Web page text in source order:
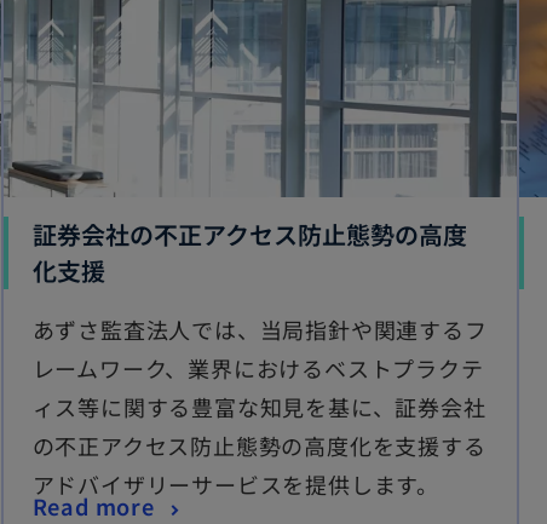
V
i
e
証券会社の不正アクセス防止態勢の高度
化支援
あずさ監査法人では、当局指針や関連するフ
レームワーク、業界におけるベストプラクテ
ィス等に関する豊富な知見を基に、証券会社
の不正アクセス防止態勢の高度化を支援する
アドバイザリーサービスを提供します。
Read more